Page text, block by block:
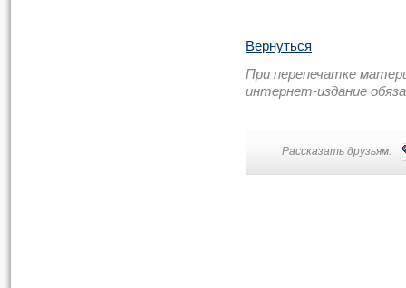
Вернуться
При перепечатке
интернет-издание
Рассказать друзьям: